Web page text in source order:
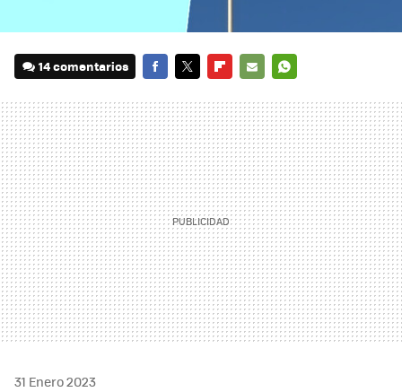
14 comentarios
MAIL
31 Enero 2023